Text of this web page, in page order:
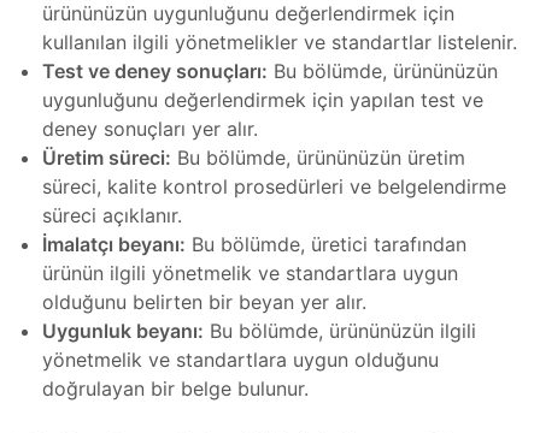
ürününüzün uygunluğunu değerlendirmek için
kullanılan ilgili yönetmelikler ve standartlar listelenir.
Test ve deney sonuçları: Bu bölümde, ürününüzün
uygunluğunu değerlendirmek için yapılan test ve
deney sonuçları yer alır.
Üretim süreci: Bu bölümde, ürününüzün üretim
süreci, kalite kontrol prosedürleri ve belgelendirme
süreci açıklanır.
İmalatçı beyanı: Bu bölümde, üretici tarafından
ürünün ilgili yönetmelik ve standartlara uygun
olduğunu belirten bir beyan yer alır.
Uygunluk beyanı: Bu bölümde, ürününüzün ilgili
yönetmelik ve standartlara uygun olduğunu
doğrulayan bir belge bulunur.